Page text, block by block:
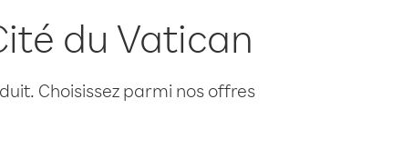
du Vatican
Choisissez parmi nos offres